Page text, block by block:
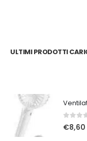
ULTIMI PRODOTTI
Su 5
€8,60